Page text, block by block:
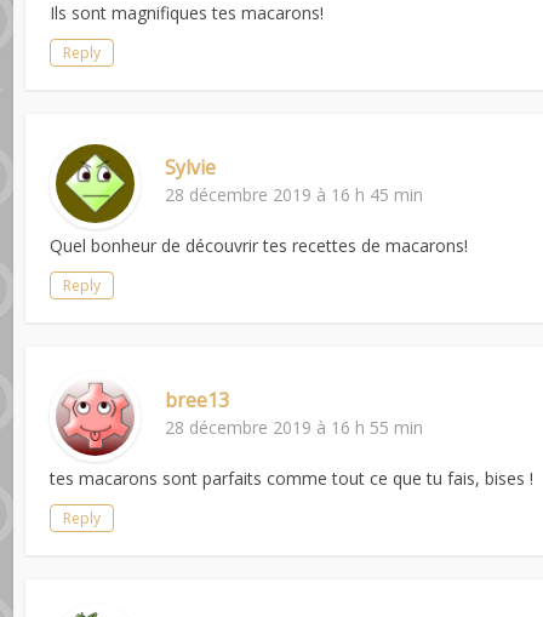
Ils sont magnifiques tes macarons!
Reply
Sylvie
28 décembre 2019 à 16 h 45 min
Quel bonheur de découvrir tes recettes de macarons!
Reply
bree13
28 décembre 2019 à 16 h 55 min
tes macarons sont parfaits comme tout ce que tu fais, bises !
Reply